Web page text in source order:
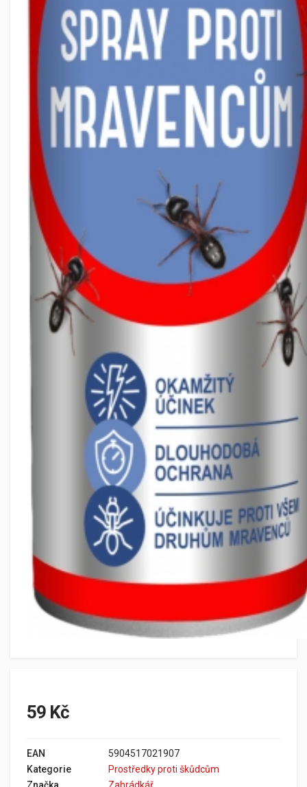
59 Kč
EAN
5904517021907
Kategorie
Prostředky proti škůdcům